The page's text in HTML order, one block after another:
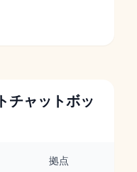
チャットボッ
拠点